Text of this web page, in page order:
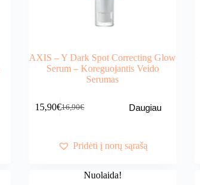
AXIS – Y Dark Spot Correcting Glow
Serum – Koreguojantis Veido
Serumas
16,90€
Original
16,90€.
15,90€Current
15,90€.
Daugiau
Pridėti į norų sąrašą
Nuolaida!